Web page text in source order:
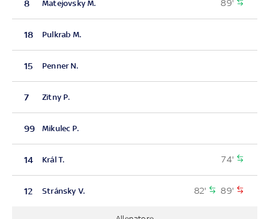
8 Matejovsky M. 89'
18 Pulkrab M.
15 Penner N.
7 Zitny P.
99 Mikulec P.
14 Král T. 74'
12 Stránsky V. 82' 89'